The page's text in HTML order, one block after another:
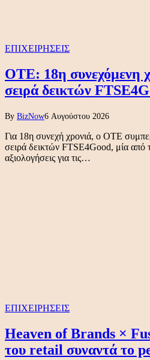
ΕΠΙΧΕΙΡΗΣΕΙΣ
ΟΤΕ: 18η συνεχόμενη
σειρά δεικτών
By BizNow6 Αυγούστου 2026
Για 18η συνεχή χρονιά, ο ΟΤΕ
σειρά δεικτών FTSE4Good, μία από
αξιολογήσεις για τις…
ΕΠΙΧΕΙΡΗΣΕΙΣ
Heaven of Brands ×
του retail συναντά το